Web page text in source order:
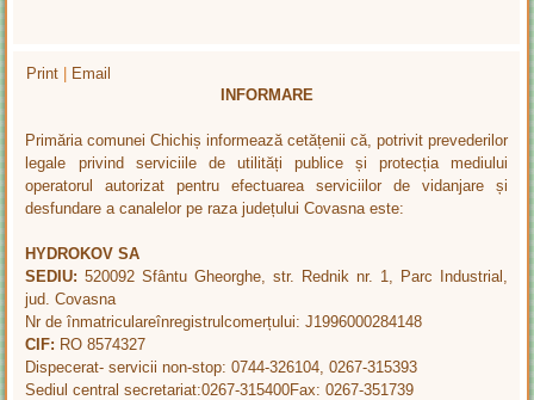
Print | Email
INFORMARE
Primăria comunei Chichiș informează cetățenii că, potrivit prevederilor
legale privind serviciile de utilități publice și protecția mediului
operatorul autorizat pentru efectuarea serviciilor de vidanjare și
desfundare a canalelor pe raza județului Covasna este:
HYDROKOV SA
SEDIU: 520092 Sfântu Gheorghe, str. Rednik nr. 1, Parc Industrial,
jud. Covasna
Nr de înmatriculareînregistrulcomerțului: J1996000284148
CIF: RO 8574327
Dispecerat- servicii non-stop: 0744-326104, 0267-315393
Sediul central secretariat:0267-315400Fax: 0267-351739